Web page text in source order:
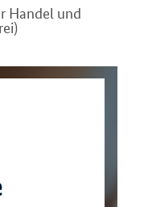
Handel und